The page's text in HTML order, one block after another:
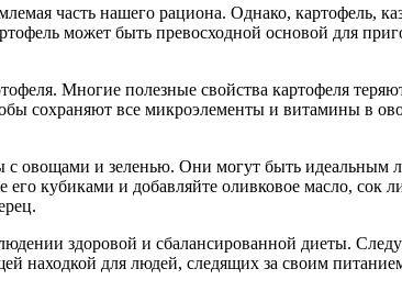
часть нашего рациона. Однако, картофель,
может быть превосходной основой для
Многие полезные свойства картофеля
сохраняют все микроэлементы и витамины в
с овощами и зеленью. Они могут быть
кубиками и добавляйте оливковое масло, сок
здоровой и сбалансированной диеты.
находкой для людей, следящих за своим